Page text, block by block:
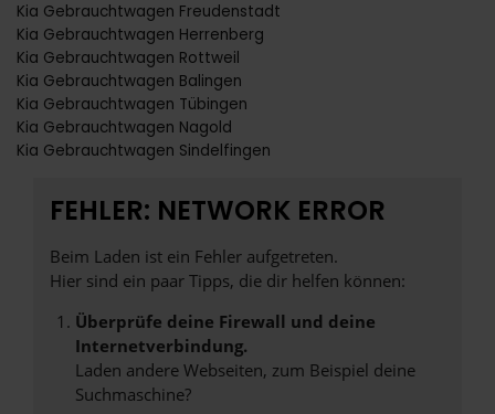
Kia Gebrauchtwagen Freudenstadt
Kia Gebrauchtwagen Herrenberg
Kia Gebrauchtwagen Rottweil
Kia Gebrauchtwagen Balingen
Kia Gebrauchtwagen Tübingen
Kia Gebrauchtwagen Nagold
Kia Gebrauchtwagen Sindelfingen
FEHLER: NETWORK ERROR
Beim Laden ist ein Fehler aufgetreten.
Hier sind ein paar Tipps, die dir helfen können:
Überprüfe deine Firewall und deine
Internetverbindung.
Laden andere Webseiten, zum Beispiel deine
Suchmaschine?